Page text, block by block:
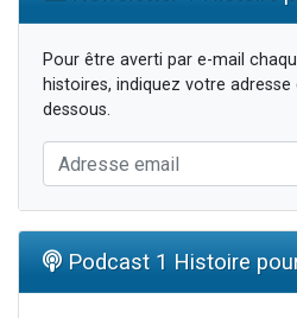
Pour être averti par e-mail
histoires, indiquez votre
dessous.
Podcast 1 Histoire